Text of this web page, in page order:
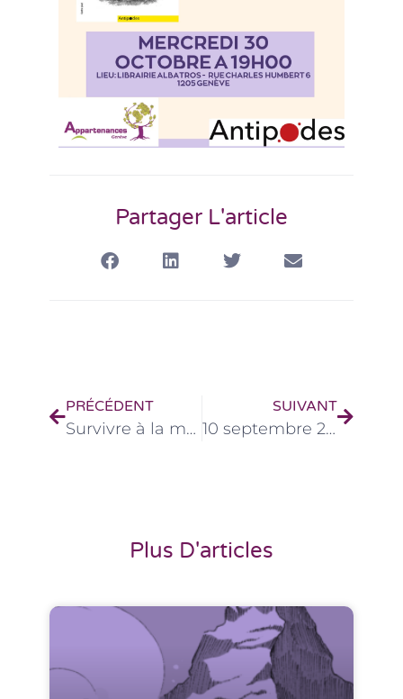
Partager L'article
PRÉCÉDENT
Survivre à la mer, vivre ici.
SUIVANT
10 septembre 2025 – Formation d’une journée sur Le regroupement familial : Les difficultés de l’accompagnement des familles séparées
Plus D'articles